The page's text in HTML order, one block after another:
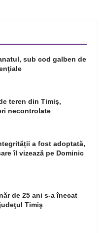
sub cod galben de
teren din Timiş,
necontrolate
a fost adoptată,
îl vizează pe Dominic
de 25 ani s-a înecat
Timiş